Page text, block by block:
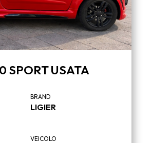
SPORT USATA
BRAND
LIGIER
VEICOLO